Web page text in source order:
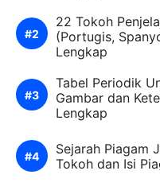
22 Tokoh
(Portugis,
Lengkap
Tabel Periodik
Gambar dan
Lengkap
Sejarah Piagam
Tokoh dan Isi